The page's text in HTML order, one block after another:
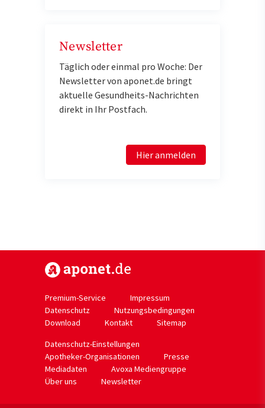
Newsletter
Täglich oder einmal pro Woche: Der
Newsletter von aponet.de bringt
aktuelle Gesundheits-Nachrichten
direkt in Ihr Postfach.
Hier anmelden
Premium-Service
Impressum
Datenschutz
Nutzungsbedingungen
Download
Kontakt
Sitemap
Datenschutz-Einstellungen
Apotheker-Organisationen
Presse
Mediadaten
Avoxa Mediengruppe
Über uns
Newsletter